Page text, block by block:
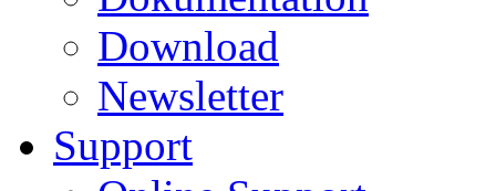
Download
Newsletter
Support